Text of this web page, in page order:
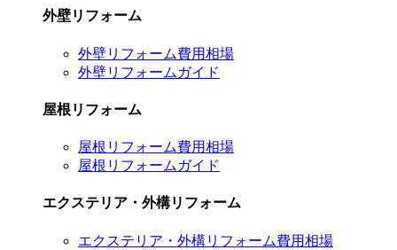
外壁リフォーム
外壁リフォーム費用相場
外壁リフォームガイド
屋根リフォーム
屋根リフォーム費用相場
屋根リフォームガイド
エクステリア・外構リフォーム
エクステリア・外構リフォーム費用相場